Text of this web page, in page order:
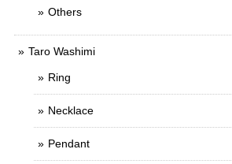
Others
Taro Washimi
Ring
Necklace
Pendant